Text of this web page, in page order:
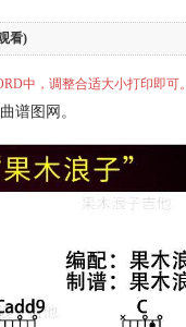
看)
中，调整合适大小打印即可。
谱图网。